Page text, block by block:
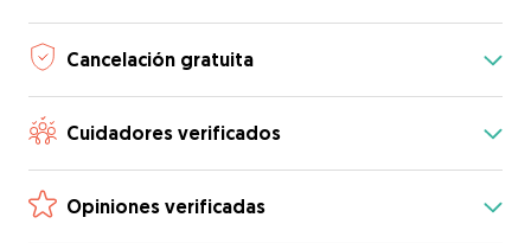
Cancelación gratuita
Cuidadores verificados
Opiniones verificadas